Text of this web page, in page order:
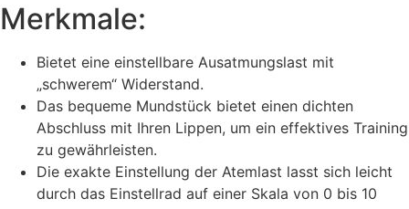
Merkmale:
Bietet eine einstellbare Ausatmungslast mit
„schwerem“ Widerstand.
Das bequeme Mundstück bietet einen dichten
Abschluss mit Ihren Lippen, um ein effektives Training
zu gewährleisten.
Die exakte Einstellung der Atemlast lasst sich leicht
durch das Einstellrad auf einer Skala von 0 bis 10